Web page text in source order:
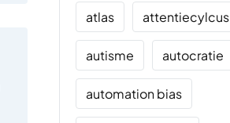
atlas attentiecylcus
autisme autocratie
automation bias